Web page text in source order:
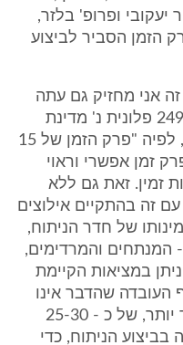
ופרופ' בלזר,
הזמן הסביר לביצוע
זה אני מחזיק גם עתה
בעמדה אותה הבעתי בת"א 249/94 פלונית נ' מדינת
ישראל, לא פורסם, 29.10.2001, לפיה "פרק הזמן של 15
זמן אפשרי וראוי
זמין. זאת גם ללא
עם זה בהתקיים אילוצים
של חדר הניתוח,
- המנתחים והמרדימים,
במציאות הקיימת
שהדבר אינו
רצוי, גם עם חלוף פרק זמן ארוך יותר, של כ - 25-30
בביצוע הניתוח, כדי